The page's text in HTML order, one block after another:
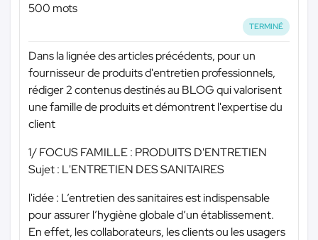
500 mots
TERMINÉ
Dans la lignée des articles précédents, pour un
fournisseur de produits d'entretien professionnels,
rédiger 2 contenus destinés au BLOG qui valorisent
une famille de produits et démontrent l'expertise du
client
1/ FOCUS FAMILLE : PRODUITS D'ENTRETIEN
Sujet : L'ENTRETIEN DES SANITAIRES
l'idée : L’entretien des sanitaires est indispensable
pour assurer l’hygiène globale d’un établissement.
En effet, les collaborateurs, les clients ou les usagers